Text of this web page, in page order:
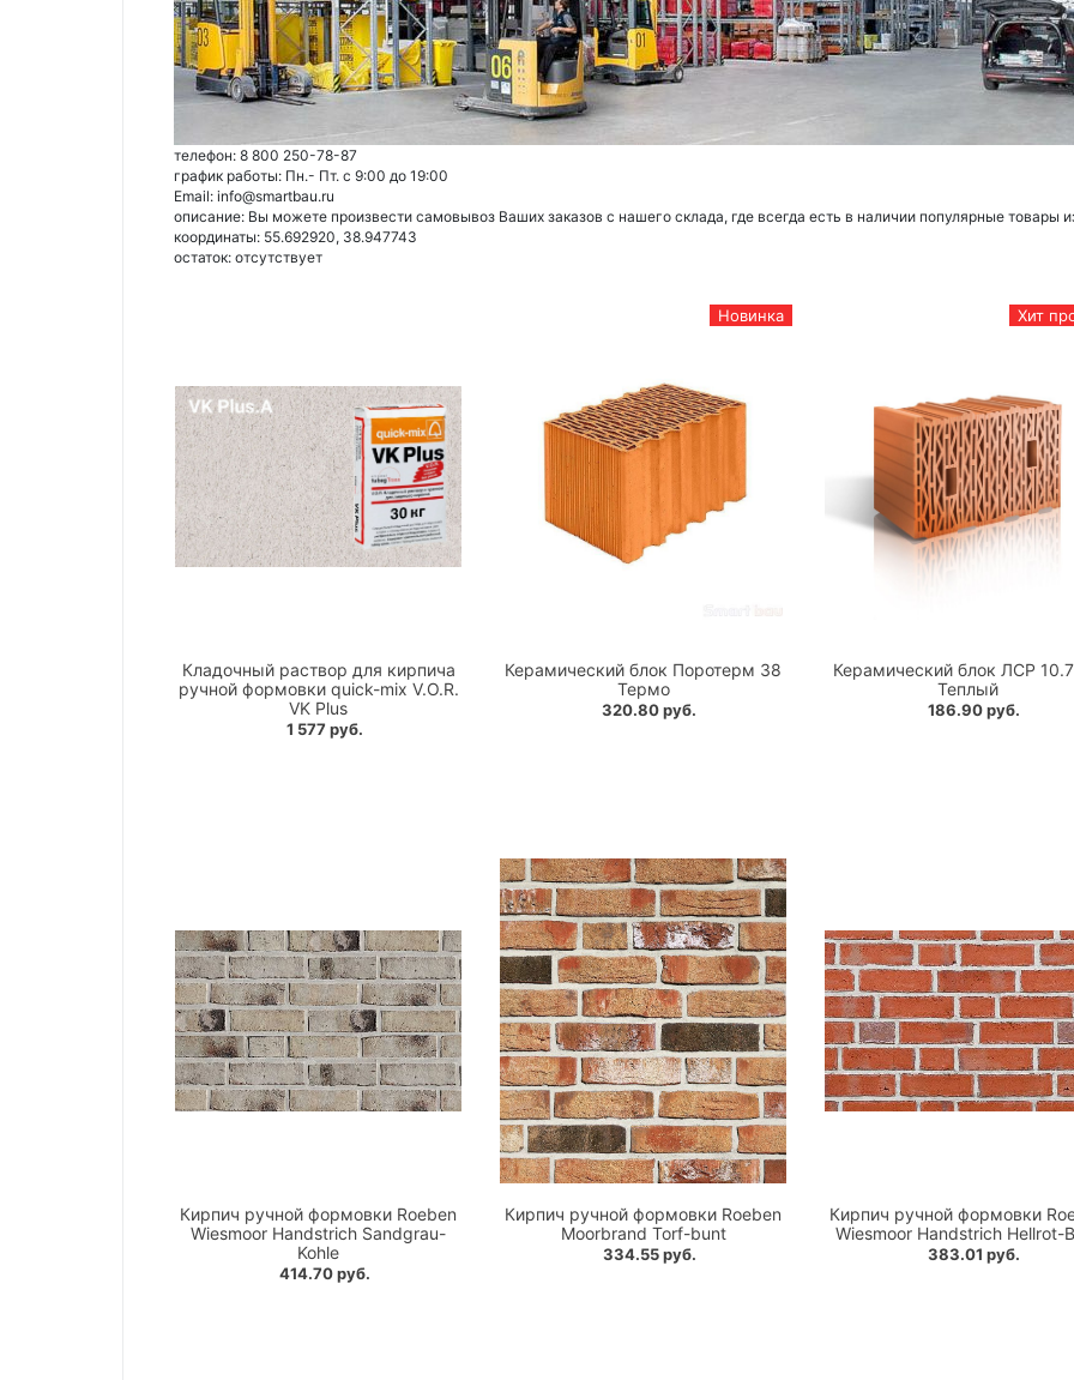
телефон: 8 800 250-78-87
график работы: Пн.- Пт. с 9:00 до 19:00
Email: info@smartbau.ru
описание: Вы можете произвести самовывоз Ваших заказов с нашего склада, где всегда есть в наличии популярные товары
координаты: 55.692920, 38.947743
остаток: отсутствует
Кладочный раствор для кирпича
ручной формовки quick-mix V.O.R.
VK Plus
1 577 руб.
Новинка
Керамический блок Поротерм 38
Термо
320.80 руб.
Хит
Керамический блок ЛСР
Теплый
186.90 руб.
Кирпич ручной формовки Roeben
Wiesmoor Handstrich Sandgrau-
Kohle
414.70 руб.
Кирпич ручной формовки Roeben
Moorbrand Torf-bunt
334.55 руб.
Кирпич ручной формовки
Wiesmoor Handstrich Hellrot-
383.01 руб.